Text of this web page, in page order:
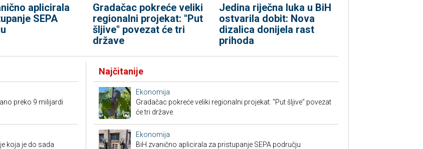
aplicirala
SEPA
Gradačac pokreće veliki
regionalni projekat: "Put
šljive" povezat će tri
države
Jedina riječna luka u BiH
ostvarila dobit: Nova
dizalica donijela rast
prihoda
preko 9 milijardi
koja je do sada
Najčitanije
Ekonomija
Gradačac pokreće veliki regionalni projekat: "Put šljive" povezat
će tri države
Ekonomija
BiH zvanično aplicirala za pristupanje SEPA području